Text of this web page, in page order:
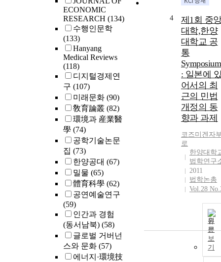
ECONOMIC
RESEARCH (134)
수행인문학
(133)
Hanyang
Medical Reviews
(118)
디지털경제연
구 (107)
미래문화 (90)
敎育論叢 (82)
環境과 産業醫
學 (74)
공학기술논문
집 (73)
한양공대 (67)
밀물 (65)
體育科學 (62)
공연예술연구
(59)
인간과 경험
(동서남북) (58)
글로벌 거버넌
스와 문화 (57)
에너지·環境技
4
제1회 중
대학,한양
대학교 공
통
Symposium
: 일본에
어서의 최
근의 민법
개정의 동
향과 과제
코즈미겐자
로
한양대학
법학연구
2011
법학논총
Vol.28
원
문
보
기